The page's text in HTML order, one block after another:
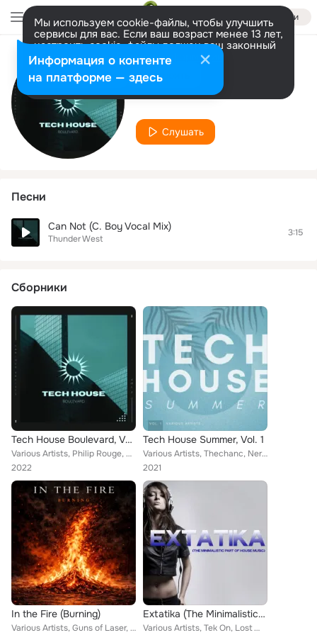
Войти
Мы используем cookie-файлы, чтобы улучшить
сервисы для вас. Если ваш возраст менее 13 лет,
настроить cookie-файлы должен ваш законный
представитель. Больше информации
Разрешить все Настроить
Исполнитель
Thunder West
Слушать
Песни
Can Not (C. Boy Vocal Mix)
Thunder West
3:15
Сборники
Tech House Boulevard, Vol. 3
Various Artists, Philip Rouge, Fluxus, Davide Tuning, Paul Parsons, Iag & Omoc, Kama Kor, Dj Gum, Thunder West, Cubo Boys, Tech ...
2022
Tech House Summer, Vol. 1
Various Artists, Thechanc, Nervous Brain, Fluxus, Davide Tuning, Paul Parsons, Iag & Omoc, Kama Kor, Thunder West, Djorda Luigia...
2021
In the Fire (Burning)
Various Artists, Guns of Laser, Iron Signal, B4M5, Xander Adam, West Thunder, MLA
Extatika (The Minimalistic Part of House Music)
Various Artists, Tek On, Lost W, Hozone 77, Wolk, Byro, Don Alpha, Quicket, Clamper Glass, Dyba, M Zone, Thunder West, Ampere, A...
Информация о контенте
на платформе — здесь